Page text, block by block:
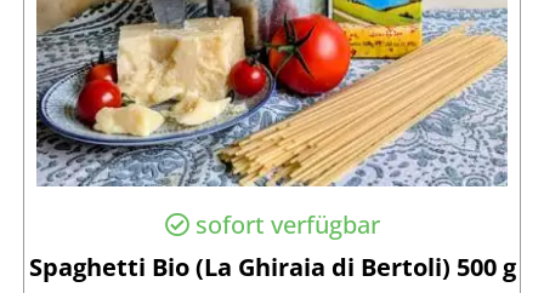
sofort verfügbar
Spaghetti Bio (La Ghiraia di Bertoli) 500 g